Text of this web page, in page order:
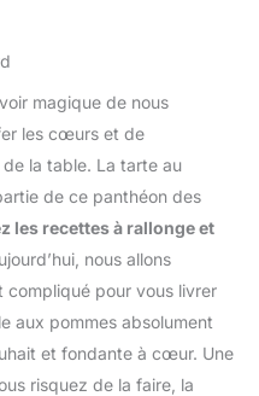
magique de nous
les cœurs et de
la table. La tarte au
de ce panthéon des
les recettes à rallonge et
nous allons
pour vous livrer
aux pommes absolument
et fondante à cœur. Une
risquez de la faire, la